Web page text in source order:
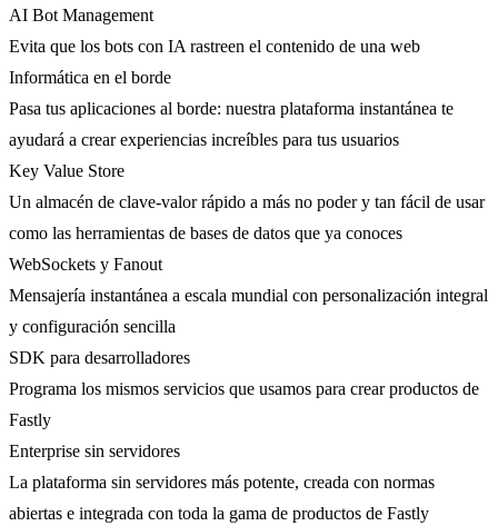
AI Bot Management
Evita que los bots con IA rastreen el contenido de una web
Informática en el borde
Pasa tus aplicaciones al borde: nuestra plataforma instantánea te
ayudará a crear experiencias increíbles para tus usuarios
Key Value Store
Un almacén de clave-valor rápido a más no poder y tan fácil de usar
como las herramientas de bases de datos que ya conoces
WebSockets y Fanout
Mensajería instantánea a escala mundial con personalización integral
y configuración sencilla
SDK para desarrolladores
Programa los mismos servicios que usamos para crear productos de
Fastly
Enterprise sin servidores
La plataforma sin servidores más potente, creada con normas
abiertas e integrada con toda la gama de productos de Fastly